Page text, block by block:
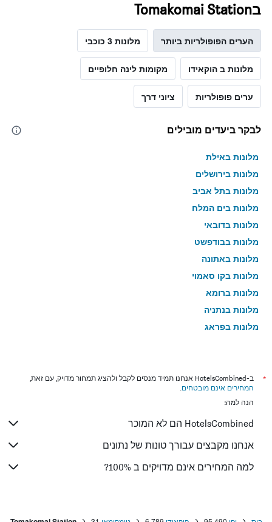
בTomakomai Station
הערים הפופולריות ביותר מלונות 3 כוכבי
מלונות ב הוקאידו מקומות לינה חלופיים
ערים פופולריות ציוני דרך
לבקר ביעדים מובילים
מלונות באילת
מלונות בירושלים
מלונות בתל אביב
מלונות בים המלח
מלונות בדובאי
מלונות בבודפשט
מלונות באתונה
מלונות בקו סאמוי
מלונות ברומא
מלונות בנתניה
מלונות בפראג
מלונות בניו יורק
מלונות בבנגקוק
מלונות בבוקרשט
מלונות בפאפוס
מלונות בלימסול
*
ב-HotelsCombined אנחנו תמיד מנסים לקבל ולהציג תמחור מדויק, עם זאת,
המחירים אינם מובטחים.
הנה למה:
HotelsCombined הם לא המוכר
אנחנו מקבצים עבורך טונות של נתונים
למה המחירים אינם מדויקים ב 100%?